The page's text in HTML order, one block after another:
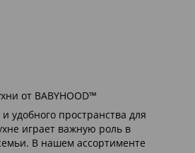
от BABYHOOD™
удобного пространства для
играет важную роль в
В нашем ассортименте